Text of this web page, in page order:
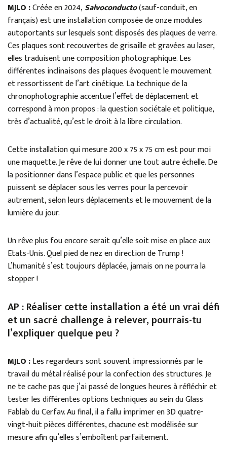
MJLO :Créée en 2024,Salvoconducto(sauf-conduit, en
français) est une installation composée de onze modules
autoportants sur lesquels sont disposés des plaques de verre.
Ces plaques sont recouvertes de grisaille et gravées au laser,
elles traduisent une composition photographique. Les
différentes inclinaisons des plaques évoquent le mouvement
et ressortissent de l’art cinétique. La technique de la
chronophotographie accentue l’effet de déplacement et
correspond à mon propos : la question sociétale et politique,
très d’actualité, qu’est le droit à la libre circulation.
Cette installation qui mesure 200 x 75 x 75 cm est pour moi
une maquette. Je rêve de lui donner une tout autre échelle. De
la positionner dans l’espace public et que les personnes
puissent se déplacer sous les verres pour la percevoir
autrement, selon leurs déplacements et le mouvement de la
lumière du jour.
Un rêve plus fou encore serait qu’elle soit mise en place aux
Etats-Unis. Quel pied de nez en direction de Trump !
L’humanité s’est toujours déplacée, jamais on ne pourra la
stopper !
AP : Réaliser cette installation a été un vrai défi
et un sacré challenge à relever, pourrais-tu
l’expliquer quelque peu ?
MJLO :Les regardeurs sont souvent impressionnés par le
travail du métal réalisé pour la confection des structures. Je
ne te cache pas que j’ai passé de longues heures à réfléchir et
tester les différentes options techniques au sein du Glass
Fablab du Cerfav. Au final, il a fallu imprimer en 3D quatre-
vingt-huit pièces différentes, chacune est modélisée sur
mesure afin qu’elles s’emboîtent parfaitement.